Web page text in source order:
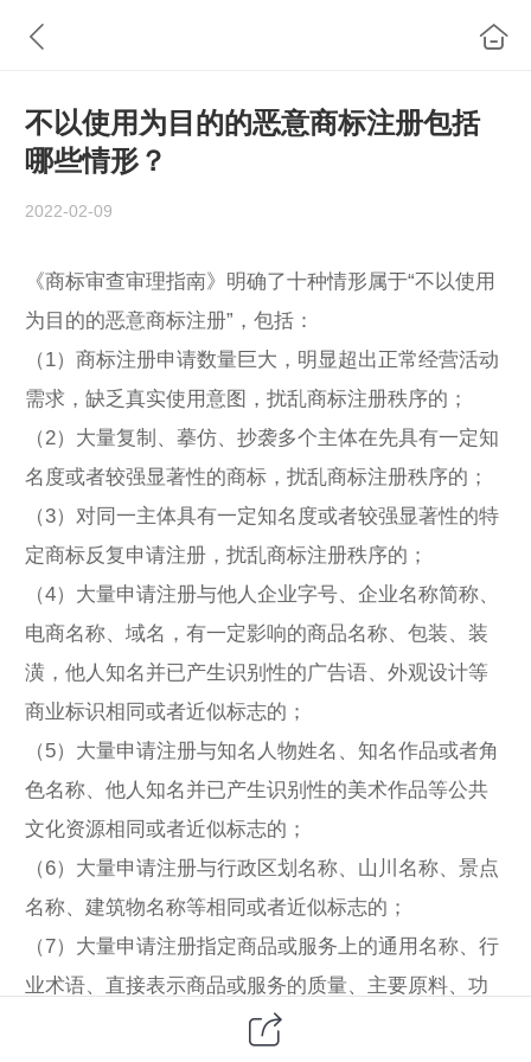
不以使用为目的的恶意商标注册包括
哪些情形？
2022-02-09
《商标审查审理指南》明确了十种情形属于“不以使用
为目的的恶意商标注册”，包括：
（1）商标注册申请数量巨大，明显超出正常经营活动
需求，缺乏真实使用意图，扰乱商标注册秩序的；
（2）大量复制、摹仿、抄袭多个主体在先具有一定知
名度或者较强显著性的商标，扰乱商标注册秩序的；
（3）对同一主体具有一定知名度或者较强显著性的特
定商标反复申请注册，扰乱商标注册秩序的；
（4）大量申请注册与他人企业字号、企业名称简称、
电商名称、域名，有一定影响的商品名称、包装、装
潢，他人知名并已产生识别性的广告语、外观设计等
商业标识相同或者近似标志的；
（5）大量申请注册与知名人物姓名、知名作品或者角
色名称、他人知名并已产生识别性的美术作品等公共
文化资源相同或者近似标志的；
（6）大量申请注册与行政区划名称、山川名称、景点
名称、建筑物名称等相同或者近似标志的；
（7）大量申请注册指定商品或服务上的通用名称、行
业术语、直接表示商品或服务的质量、主要原料、功
能、用途、重量、数量等缺乏显著性的标志的；